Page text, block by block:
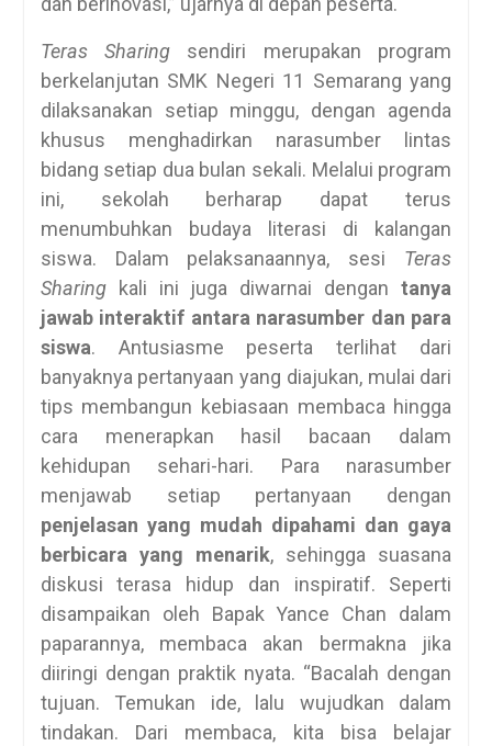
Teras Sharing sendiri merupakan program
berkelanjutan SMK Negeri 11 Semarang yang
dilaksanakan setiap minggu, dengan agenda
khusus menghadirkan narasumber lintas
bidang setiap dua bulan sekali. Melalui program
ini, sekolah berharap dapat terus
menumbuhkan budaya literasi di kalangan
siswa. Dalam pelaksanaannya, sesi Teras
Sharingkali ini juga diwarnai dengantanya
jawab interaktif antara narasumber dan para
siswa. Antusiasme peserta terlihat dari
banyaknya pertanyaan yang diajukan, mulai dari
tips membangun kebiasaan membaca hingga
cara menerapkan hasil bacaan dalam
kehidupan sehari-hari. Para narasumber
menjawab setiap pertanyaan dengan
penjelasan yang mudah dipahami dan gaya
berbicara yang menarik, sehingga suasana
diskusi terasa hidup dan inspiratif. Seperti
disampaikan oleh Bapak Yance Chan dalam
paparannya, membaca akan bermakna jika
diiringi dengan praktik nyata. “Bacalah dengan
tujuan. Temukan ide, lalu wujudkan dalam
tindakan. Dari membaca, kita bisa belajar